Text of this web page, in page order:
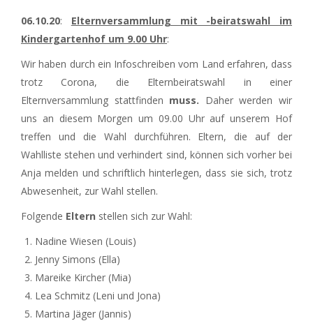
06.10.20: Elternversammlung mit -beiratswahl im
Kindergartenhof um 9.00 Uhr:
Wir haben durch ein Infoschreiben vom Land erfahren, dass
trotz Corona, die Elternbeiratswahl in einer
Elternversammlung stattfinden muss. Daher werden wir
uns an diesem Morgen um 09.00 Uhr auf unserem Hof
treffen und die Wahl durchführen. Eltern, die auf der
Wahlliste stehen und verhindert sind, können sich vorher bei
Anja melden und schriftlich hinterlegen, dass sie sich, trotz
Abwesenheit, zur Wahl stellen.
Folgende Eltern stellen sich zur Wahl:
Nadine Wiesen (Louis)
Jenny Simons (Ella)
Mareike Kircher (Mia)
Lea Schmitz (Leni und Jona)
Martina Jäger (Jannis)